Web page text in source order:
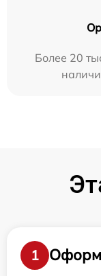
Более 20
1